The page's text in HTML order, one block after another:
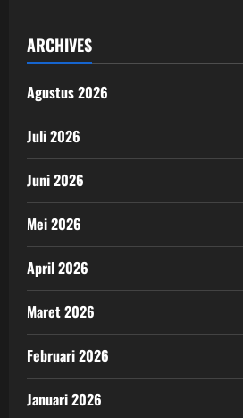
ARCHIVES
Agustus 2026
Juli 2026
Juni 2026
Mei 2026
April 2026
Maret 2026
Februari 2026
Januari 2026